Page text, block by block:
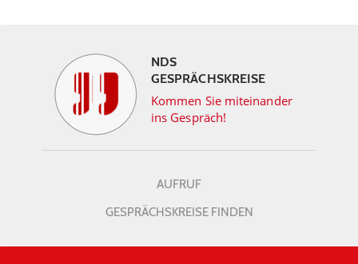
NDS
GESPRÄCHSKREISE
Kommen Sie miteinander
ins Gespräch!
AUFRUF
GESPRÄCHSKREISE FINDEN